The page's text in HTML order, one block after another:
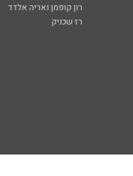
רון קופמן ואריה אלדד
רז שכניק